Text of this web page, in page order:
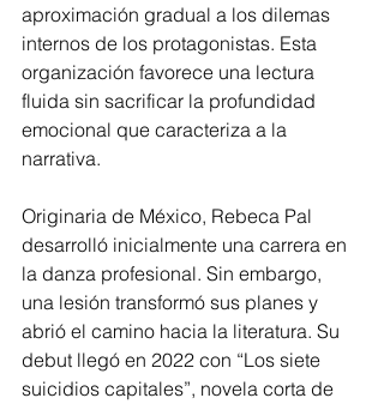
aproximación gradual a los dilemas
internos de los protagonistas. Esta
organización favorece una lectura
fluida sin sacrificar la profundidad
emocional que caracteriza a la
narrativa.
Originaria de México, Rebeca Pal
desarrolló inicialmente una carrera en
la danza profesional. Sin embargo,
una lesión transformó sus planes y
abrió el camino hacia la literatura. Su
debut llegó en 2022 con “Los siete
suicidios capitales”, novela corta de